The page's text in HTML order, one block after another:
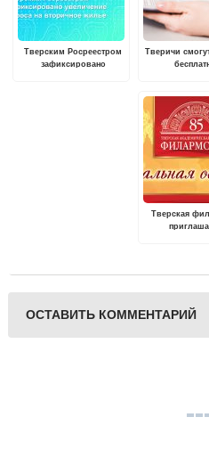
Тверским Росреестром
зафиксировано
Тверичи
Тверская
ОСТАВИТЬ КОММЕНТАРИЙ